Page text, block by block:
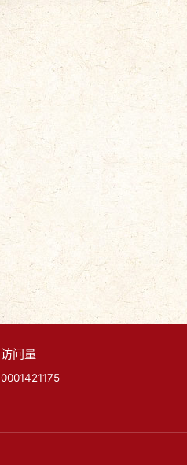
访问量
0001421175